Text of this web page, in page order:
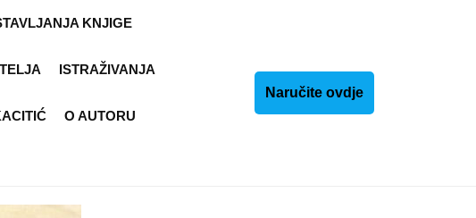
KNJIGE
ISTRAŽIVANJA
O AUTORU
Naručite ovdjeNaručite
ovdje